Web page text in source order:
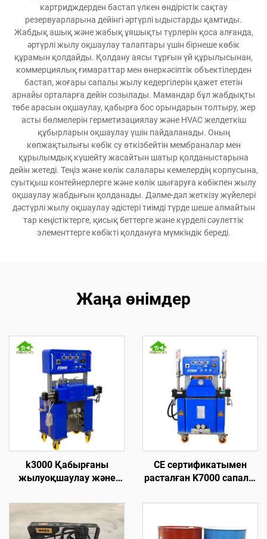
картридждерден бастап үлкен өндірістік сақтау
резервуарларына дейінгі әртүрлі ыдыстарды қамтиды.
Жабдық ашық және жабық ұяшықты түрлерін қоса алғанда,
әртүрлі жылу оқшаулау талаптары үшін бірнеше көбік
құрамын қолдайды. Қолдану аясы тұрғын үй құрылысынан,
коммерциялық ғимараттар мен өнеркәсіптік объектілерден
бастап, жоғары сапалы жылу кедергілерін қажет ететін
арнайы орталарға дейін созылады. Мамандар бұл жабдықты
төбе арасын оқшаулау, қабырға бос орындарын толтыру, жер
асты бөлмелерін герметизациялау және HVAC желдеткіш
құбырларын оқшаулау үшін пайдаланады. Оның
көпжақтылығы көбік су өткізбейтін мембраналар мен
құрылымдық күшейту жасайтын шатыр қолданыстарына
дейін жетеді. Теңіз және көлік салалары кемелердің корпусына,
суытқыш контейнерлерге және көлік шығаруға көбікпен жылу
оқшаулау жабдығын қолданады. Дәлме-дәл жеткізу жүйелері
дәстүрлі жылу оқшаулау әдістері тиімді түрде шеше алмайтын
тар кеңістіктерге, қисық беттерге және күрделі сәулеттік
элементтерге көбікті қолдануға мүмкіндік береді.
Жаңа өнімдер
k3000 Қабырғаны
жылуоқшаулау және
жоғары қысымды
полиуретан көбік ұстау
машинасы
CE сертификатымен
расталған K7000 сапалы
полиуретан және
жабыны машинасы